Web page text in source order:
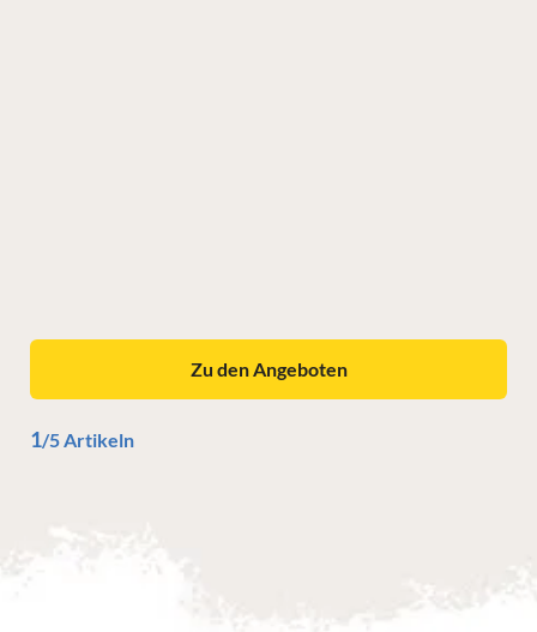
1/5 Artikeln
Zu den Angeboten